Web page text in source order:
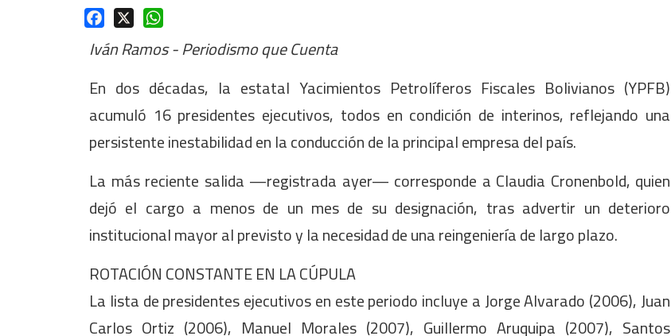
Facebook
Iván Ramos - Periodismo que Cuenta
En dos décadas, la estatal Yacimientos Petrolíferos Fiscales Bolivianos (YPFB)
acumuló 16 presidentes ejecutivos, todos en condición de interinos, reflejando una
persistente inestabilidad en la conducción de la principal empresa del país.
La más reciente salida —registrada ayer— corresponde a Claudia Cronenbold, quien
dejó el cargo a menos de un mes de su designación, tras advertir un deterioro
institucional mayor al previsto y la necesidad de una reingeniería de largo plazo.
ROTACIÓN CONSTANTE EN LA CÚPULA
La lista de presidentes ejecutivos en este periodo incluye a Jorge Alvarado (2006), Juan
Carlos Ortiz (2006), Manuel Morales (2007), Guillermo Aruquipa (2007), Santos